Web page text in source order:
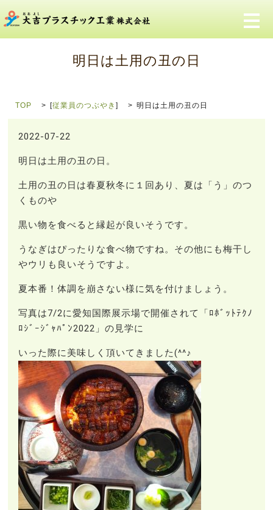
メ
明日は土用の丑の日
TOP [従業員のつぶやき] 明日は土用の丑の日
2022-07-22
明日は土用の丑の日。
土用の丑の日は春夏秋冬に１回あり、夏は「う」のつ
くものや
黒い物を食べると縁起が良いそうです。
うなぎはぴったりな食べ物ですね。その他にも梅干し
やウリも良いそうですよ。
夏本番！体調を崩さない様に気を付けましょう。
写真は7/2に愛知国際展示場で開催されて「ﾛﾎﾞｯﾄﾃｸﾉ
ﾛｼﾞｰｼﾞｬﾊﾟﾝ2022」の見学に
いった際に美味しく頂いてきました(^^♪